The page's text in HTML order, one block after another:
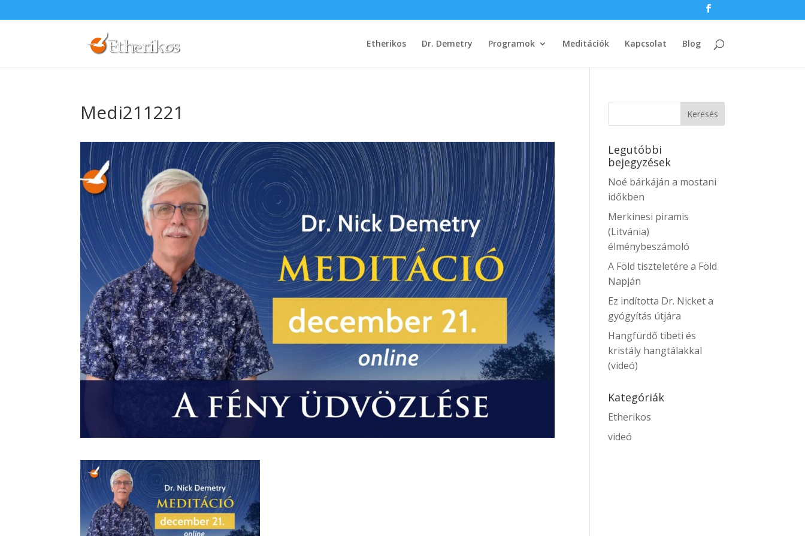
Etherikos Dr. Demetry Programok Meditációk Kapcsolat Blog
Medi211221
Legutóbbi
bejegyzések
Noé bárkáján a mostani
időkben
Merkinesi piramis
(Litvánia)
élménybeszámoló
A Föld tiszteletére a Föld
Napján
Ez indította Dr. Nicket a
gyógyítás útjára
Hangfürdő tibeti és
kristály hangtálakkal
(videó)
Kategóriák
Etherikos
videó